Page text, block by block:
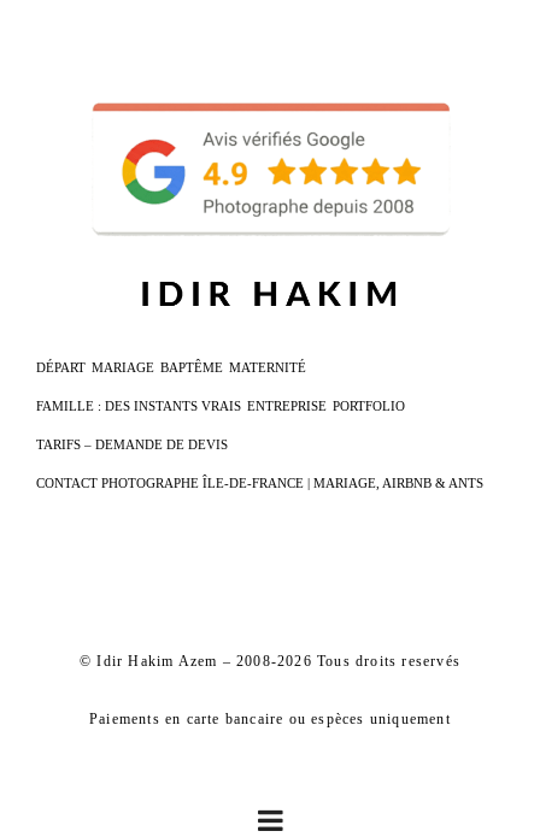
DÉPART MARIAGE BAPTÊME MATERNITÉ
FAMILLE : DES INSTANTS VRAIS ENTREPRISE PORTFOLIO
TARIFS – DEMANDE DE DEVIS
CONTACT PHOTOGRAPHE ÎLE-DE-FRANCE | MARIAGE, AIRBNB & ANTS
© Idir Hakim Azem – 2008-2026 Tous droits reservés
Paiements en carte bancaire ou espèces uniquement